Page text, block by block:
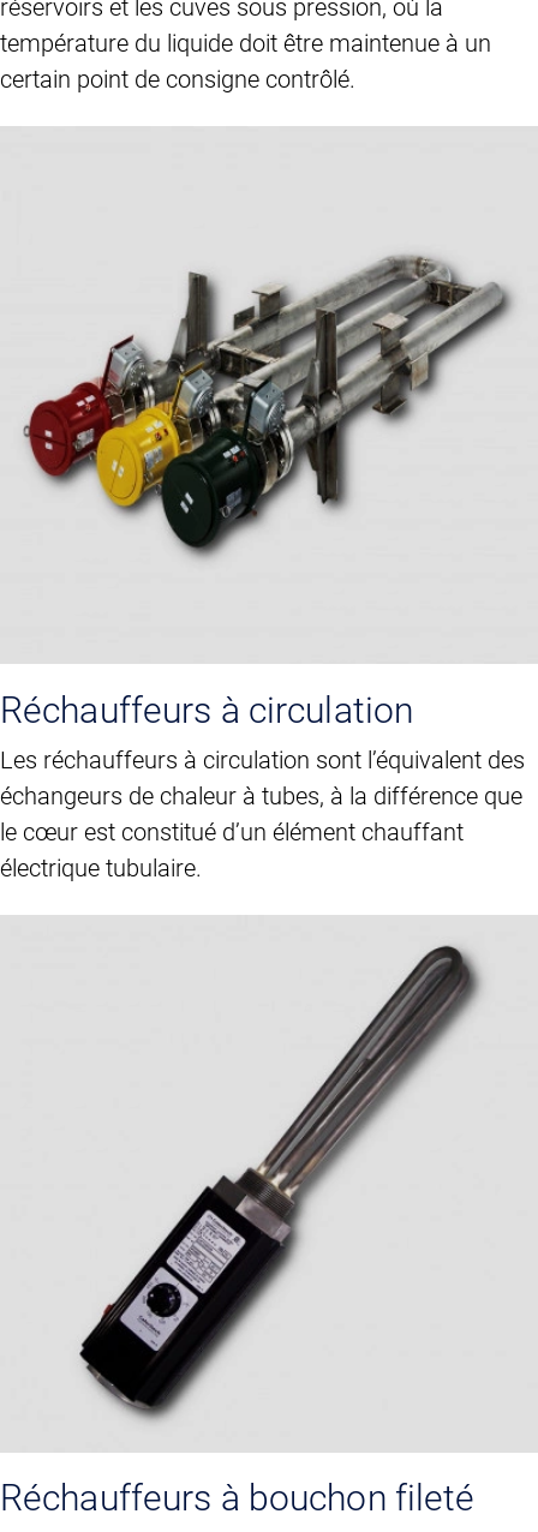
réservoirs et les cuves sous pression, où la
température du liquide doit être maintenue à un
certain point de consigne contrôlé.
Réchauffeurs à circulation
Les réchauffeurs à circulation sont l’équivalent des
échangeurs de chaleur à tubes, à la différence que
le cœur est constitué d’un élément chauffant
électrique tubulaire.
Réchauffeurs à bouchon fileté